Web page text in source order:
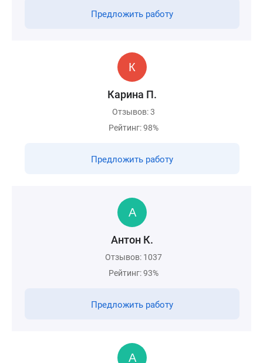
Предложить работу
Карина П.
Отзывов: 3
Рейтинг: 98%
Предложить работу
Антон К.
Отзывов: 1037
Рейтинг: 93%
Предложить работу